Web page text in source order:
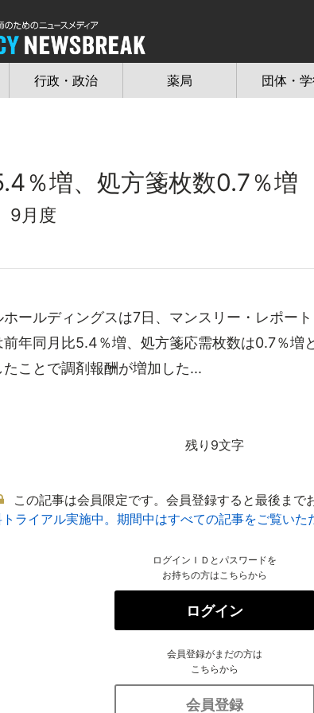
行政・政治 薬局 団体・
％増、処方箋枚数0.7％増
9月度
ールディングスは7日、マンスリー・レポー
前年同月比5.4％増、処方箋応需枚数は0.7％増
ことで調剤報酬が増加した...
残り9文字
この記事は会員限定です。会員登録すると最後まで
ライアル実施中。期間中はすべての記事をご覧いた
ログインＩＤとパスワードを
お持ちの方はこちらから
ログイン
会員登録がまだの方は
こちらから
会員登録